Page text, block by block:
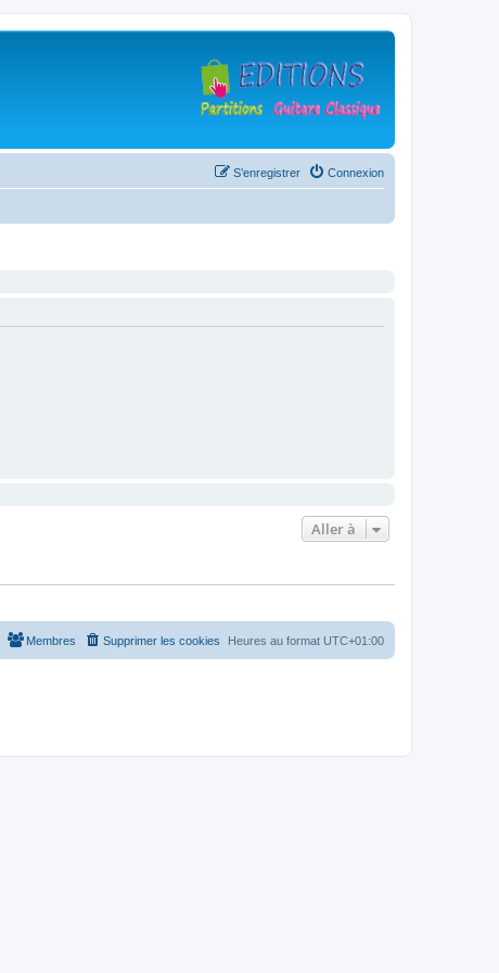
Connexion
S’enregistrer
Aller à
Heures au format UTC+01:00
Supprimer les cookies
Membres